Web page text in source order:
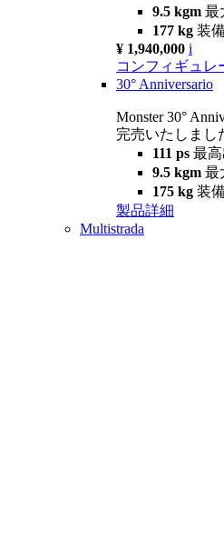
9.5 kgm 最
177 kg 装
¥ 1,940,000 i
コンフィギュレ
30° Anniversario
Monster 30°
完売いたしまし
111 ps 最
9.5 kgm 最
175 kg 装
製品詳細
Multistrada